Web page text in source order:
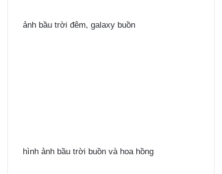
ảnh bầu trời đêm, galaxy buồn
hình ảnh bầu trời buồn và hoa hồng